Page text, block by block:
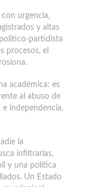
urgencia,
y altas
partidista
procesos, el
académica: es
al abuso de
independencia,
la
infiltrarlas,
y una política
Un Estado